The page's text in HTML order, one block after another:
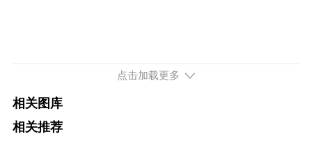
点击加载更多
相关图库
相关推荐